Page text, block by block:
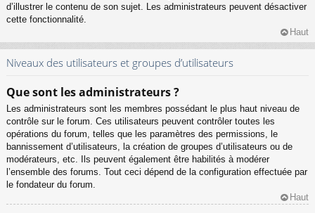
d’illustrer le contenu de son sujet. Les administrateurs peuvent désactiver
cette fonctionnalité.
Haut
Niveaux des utilisateurs et groupes d’utilisateurs
Que sont les administrateurs ?
Les administrateurs sont les membres possédant le plus haut niveau de
contrôle sur le forum. Ces utilisateurs peuvent contrôler toutes les
opérations du forum, telles que les paramètres des permissions, le
bannissement d’utilisateurs, la création de groupes d’utilisateurs ou de
modérateurs, etc. Ils peuvent également être habilités à modérer
l’ensemble des forums. Tout ceci dépend de la configuration effectuée par
le fondateur du forum.
Haut